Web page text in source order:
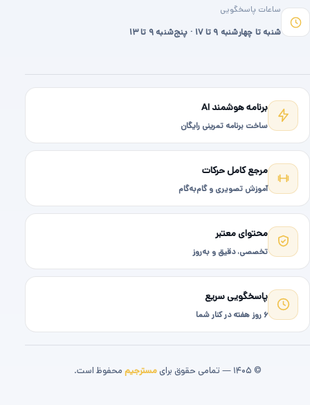
ساعات پاسخگویی
شنبه تا چهارشنبه ۹ تا ۱۷ · پنج‌شنبه ۹ تا ۱۳
برنامه هوشمند AI
ساخت برنامه تمرینی رایگان
مرجع کامل حرکات
آموزش تصویری و گام‌به‌گام
محتوای معتبر
تخصصی، دقیق و به‌روز
پاسخگویی سریع
۶ روز هفته در کنار شما
© ۱۴۰۵ — تمامی حقوق برای مسترجیم محفوظ است.